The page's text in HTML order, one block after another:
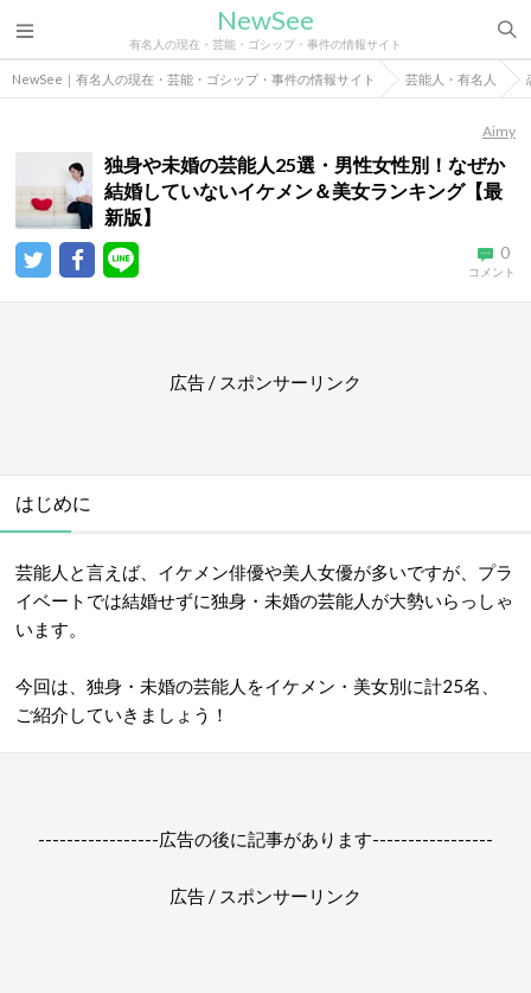
NewSee
有名人の現在・芸能・ゴシップ・事件の情報サイト
NewSee｜有名人の現在・芸能・ゴシップ・事件の情報サイト 芸能人・有名人
Aimy
独身や未婚の芸能人25選・男性女性別！なぜか
結婚していないイケメン＆美女ランキング【最
新版】
0
コメント
広告 / スポンサーリンク
はじめに
芸能人と言えば、イケメン俳優や美人女優が多いですが、プラ
イベートでは結婚せずに独身・未婚の芸能人が大勢いらっしゃ
います。
今回は、独身・未婚の芸能人をイケメン・美女別に計25名、
ご紹介していきましょう！
-----------------広告の後に記事があります-----------------
広告 / スポンサーリンク